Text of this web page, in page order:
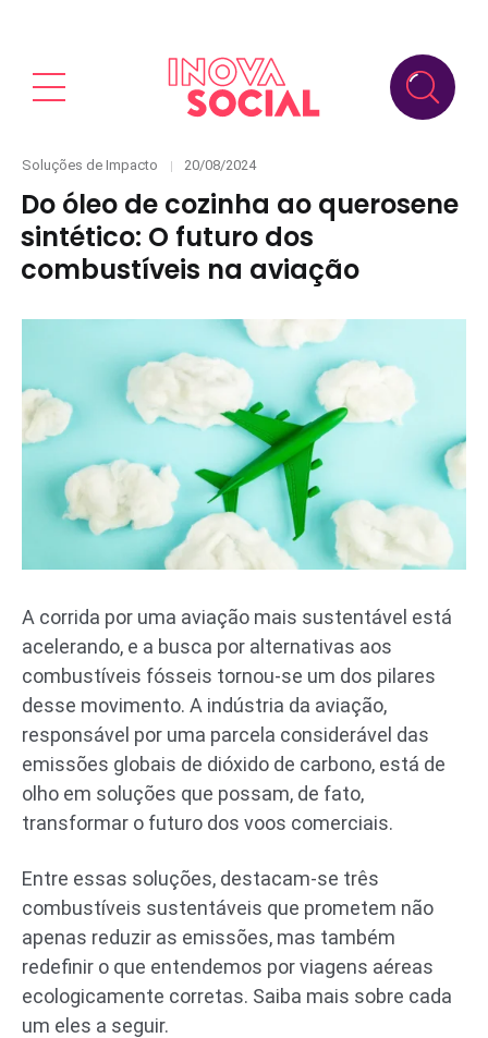
Categories
Soluções de Impacto
Posted
20/08/2024
Do óleo de cozinha ao querosene
sintético: O futuro dos
combustíveis na aviação
A corrida por uma aviação mais sustentável está
acelerando, e a busca por alternativas aos
combustíveis fósseis tornou-se um dos pilares
desse movimento. A indústria da aviação,
responsável por uma parcela considerável das
emissões globais de dióxido de carbono, está de
olho em soluções que possam, de fato,
transformar o futuro dos voos comerciais.
Entre essas soluções, destacam-se três
combustíveis sustentáveis que prometem não
apenas reduzir as emissões, mas também
redefinir o que entendemos por viagens aéreas
ecologicamente corretas. Saiba mais sobre cada
um eles a seguir.